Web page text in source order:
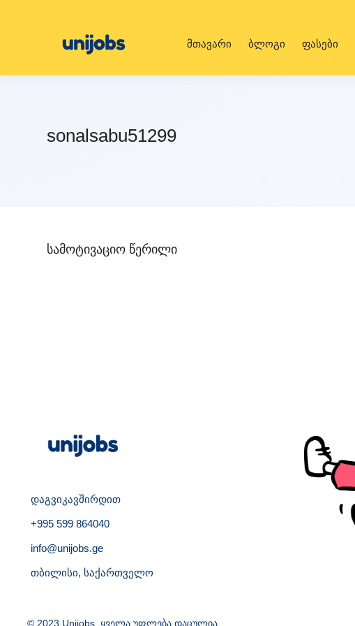
მთავარი ბლოგი ფასები
sonalsabu51299
სამოტივაციო წერილი
დაგვიკავშირდით
+995 599 864040
info@unijobs.ge
თბილისი, საქართველო
© 2023 Unijobs. ყველა უფლება დაცულია.